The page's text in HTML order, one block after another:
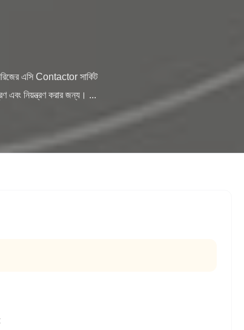
এবং নিয়ন্ত্রণ করার জন্য। ...